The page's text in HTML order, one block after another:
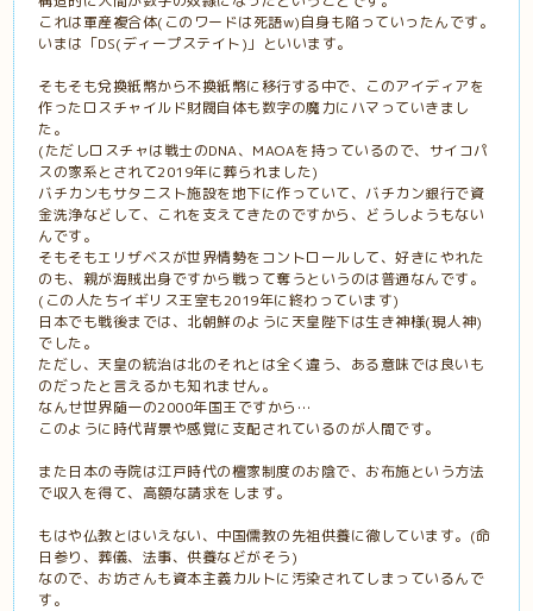
これは軍産複合体(このワードは死語w)自身も陥っていったんです。
いまは「DS(ディープステイト)」といいます。
そもそも兌換紙幣から不換紙幣に移行する中で、このアイディアを
作ったロスチャイルド財閥自体も数字の魔力にハマっていきまし
た。
(ただしロスチャは戦士のDNA、MAOAを持っているので、サイコパ
スの家系とされて2019年に葬られました)
バチカンもサタニスト施設を地下に作っていて、バチカン銀行で資
金洗浄などして、これを支えてきたのですから、どうしようもない
んです。
そもそもエリザベスが世界情勢をコントロールして、好きにやれた
のも、親が海賊出身ですから戦って奪うというのは普通なんです。
(この人たちイギリス王室も2019年に終わっています)
日本でも戦後までは、北朝鮮のように天皇陛下は生き神様(現人神)
でした。
ただし、天皇の統治は北のそれとは全く違う、ある意味では良いも
のだったと言えるかも知れません。
なんせ世界随一の2000年国王ですから…
このように時代背景や感覚に支配されているのが人間です。
また日本の寺院は江戸時代の檀家制度のお陰で、お布施という方法
で収入を得て、高額な請求をします。
もはや仏教とはいえない、中国儒教の先祖供養に徹しています。(命
日参り、葬儀、法事、供養などがそう)
なので、お坊さんも資本主義カルトに汚染されてしまっているんで
す。